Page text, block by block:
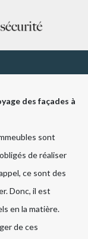
des façades à
sont
de réaliser
ce sont des
Donc, il est
en la matière.
de ces